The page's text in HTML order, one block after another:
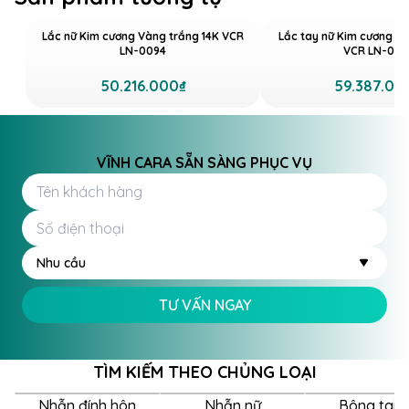
trọng: Tình yêu, Hy vọng, Niềm tin và Sự may mắn.
Vì vậy, chiếc lắc tay này không chỉ là món trang sức
những điều tốt lành, giúp các quý cô luôn gặp thuận
lợi, suôn sẻ trong mọi mặt của cuộc sống. Mang
sẽ tiếp thêm sức mạnh, niềm tin, giúp chủ nhân dễ
dàng vượt qua thử thách và đạt được những mục
tiêu quan trọng. Với lắc tay nữ LN-0088, may mắn và
thuận lợi sẽ luôn đồng hành cùng bạn trên mỗi bước
đi.
Lắc tay nữ LN-0088 là một kiệt tác thiết kế với kiểu
dáng Tennis, tôn vinh vẻ đẹp tinh xảo hơn, đẳng cấp
hơn. Điểm nhấn của chiếc lắc tay chính là sự xuất
viên kim cương 1.1-1.3 ly lấp lánh. Sự kết hợp giữa chất
liệu vàng trắng sang trọng và các chi tiết đính kết tỉ
Lắc nữ Kim cương Vàng trắng 14K VCR
LN-0094
50.216.000₫
Lắc tay nữ Kim cương
VCR LN-
VĨNH CARA SẴN SÀNG PHỤC VỤ
Nhu cầu
TƯ VẤN NGAY
TÌM KIẾM THEO CHỦNG LOẠI